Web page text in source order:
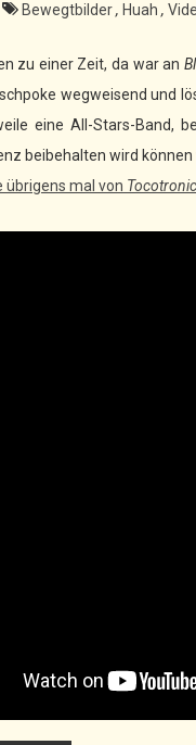
Bewegtbilder, Huah ,
zu einer Zeit, da war an
wegweisend und
eine All-Stars-Band,
beibehalten wird können
übrigens mal von Tocotronic